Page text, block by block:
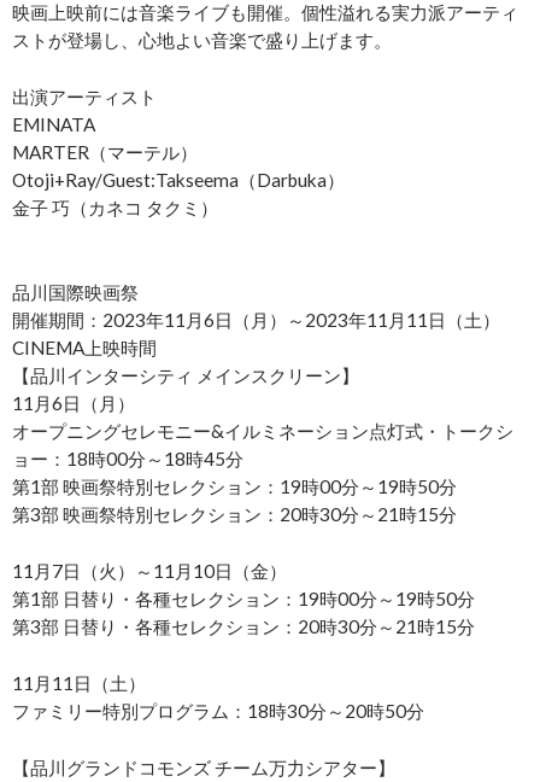
映画上映前には⾳楽ライブも開催。個性溢れる実力派アーティ
ストが登場し、⼼地よい⾳楽で盛り上げます。
出演アーティスト
EMINATA
MARTER（マーテル）
Otoji+Ray/Guest:Takseema（Darbuka）
金子 巧（カネコ タクミ）
品川国際映画祭
開催期間：2023年11月6日（月）～2023年11月11日（土）
CINEMA上映時間
【品川インターシティ メインスクリーン】
11月6日（月）
オープニングセレモニー&イルミネーション点灯式・トークシ
ョー：18時00分～18時45分
第1部 映画祭特別セレクション：19時00分～19時50分
第3部 映画祭特別セレクション：20時30分～21時15分
11月7日（火）～11月10日（金）
第1部 日替り・各種セレクション：19時00分～19時50分
第3部 日替り・各種セレクション：20時30分～21時15分
11月11日（土）
ファミリー特別プログラム：18時30分～20時50分
【品川グランドコモンズ チーム万力シアター】